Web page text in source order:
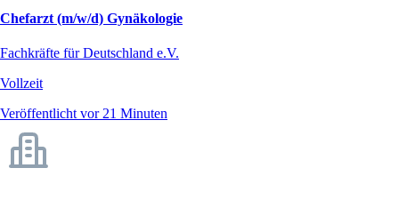
Chefarzt (m/w/d) Gynäkologie
Fachkräfte für Deutschland e.V.
Vollzeit
Veröffentlicht vor 21 Minuten